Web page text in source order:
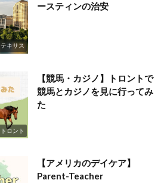
テキサス
ースティンの治安
トロント
【競馬・カジノ】トロントで
競馬とカジノを見に行ってみ
た
【アメリカのデイケア】
Parent-Teacher